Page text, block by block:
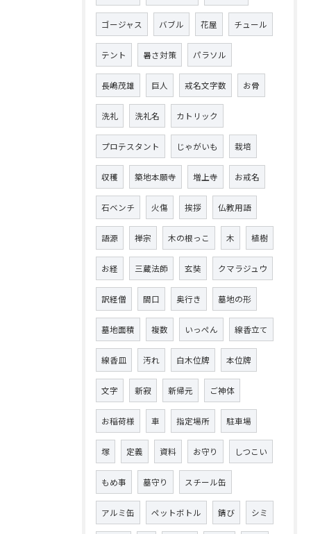
ゴージャス バブル 花屋 チュール
テント 暑さ対策 パラソル
長嶋茂雄 巨人 戒名文字数 お骨
洗礼 洗礼名 カトリック
プロテスタント じゃがいも 栽培
収穫 築地本願寺 増上寺 お戒名
石ベンチ 火傷 挨拶 仏教用語
語源 禅宗 木の根っこ 木 植樹
お経 三蔵法師 玄奘 クマラジュウ
訳経僧 間口 奥行き 墓地の形
墓地面積 複数 いっぺん 線香立て
線香皿 汚れ 白木位牌 本位牌
文字 新寂 新帰元 ご神体
お稲荷様 車 指定場所 駐車場
塚 定義 資料 お守り しつこい
もめ事 墓守り スチール缶
アルミ缶 ペットボトル 錆び シミ